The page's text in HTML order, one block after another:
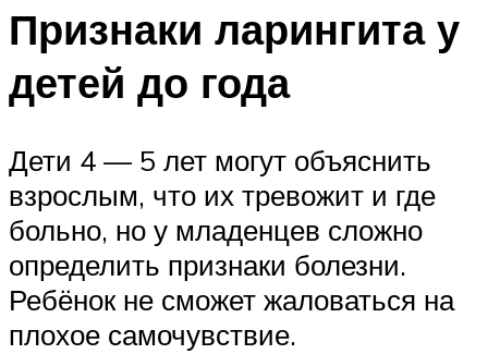
Признаки ларингита у
детей до года
Дети 4 — 5 лет могут объяснить
взрослым, что их тревожит и где
больно, но у младенцев сложно
определить признаки болезни.
Ребёнок не сможет жаловаться на
плохое самочувствие.